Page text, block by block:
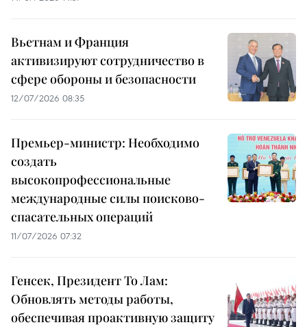
Вьетнам и Франция
активизируют сотрудничество в
сфере обороны и безопасности
12/07/2026 08:35
Премьер-министр: Необходимо
создать
высокопрофессиональные
международные силы поисково-
спасательных операций
11/07/2026 07:32
Генсек, Президент То Лам:
Обновлять методы работы,
обеспечивая проактивную защиту